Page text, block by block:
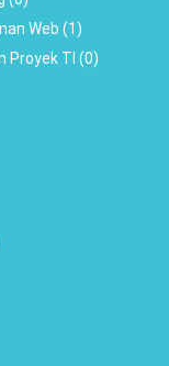
Web (1)
Proyek TI (0)